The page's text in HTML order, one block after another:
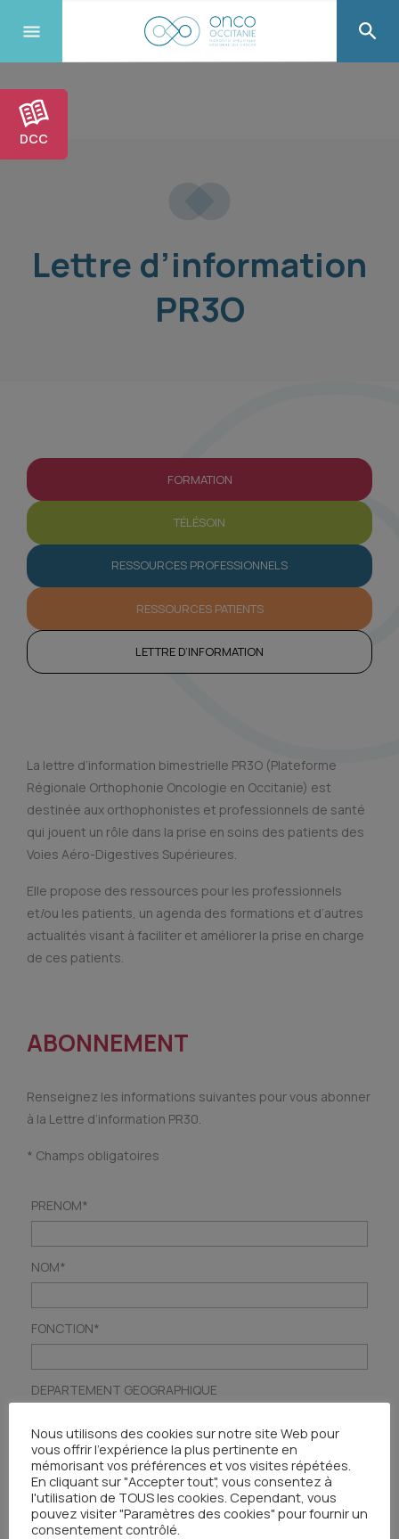
DCC
Lettre d’information
PR3O
FORMATION
TÉLÉSOIN
RESSOURCES PROFESSIONNELS
RESSOURCES PATIENTS
LETTRE D’INFORMATION
La lettre d’information bimestrielle PR3O (Plateforme
Régionale Orthophonie Oncologie en Occitanie) est
destinée aux orthophonistes et professionnels de santé
qui jouent un rôle dans la prise en soins des patients des
Voies Aéro-Digestives Supérieures.
Elle propose des ressources pour les professionnels
et/ou les patients, un agenda des formations et d’autres
actualités visant à faciliter et améliorer la prise en charge
de ces patients.
ABONNEMENT
Renseignez les informations suivantes pour vous abonner
à la Lettre d’information PR30.
* Champs obligatoires
PRENOM*
NOM*
FONCTION*
DEPARTEMENT GEOGRAPHIQUE
Adresse mail*
Nous utilisons des cookies sur notre site Web pour
vous offrir l'expérience la plus pertinente en
mémorisant vos préférences et vos visites répétées.
En cliquant sur "Accepter tout", vous consentez à
l'utilisation de TOUS les cookies. Cependant, vous
pouvez visiter "Paramètres des cookies" pour fournir un
consentement contrôlé.